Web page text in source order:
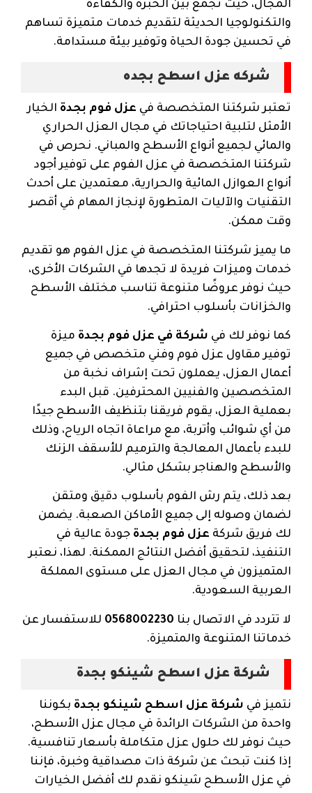
المجال، حيث تجمع بين الخبرة والكفاءة
والتكنولوجيا الحديثة لتقديم خدمات متميزة تساهم
في تحسين جودة الحياة وتوفير بيئة مستدامة.
شركه عزل اسطح بجده​
تعتبر شركتنا المتخصصة في عزل فوم بجدة الخيار
الأمثل لتلبية احتياجاتك في مجال العزل الحراري
والمائي لجميع أنواع الأسطح والمباني. نحرص في
شركتنا المتخصصة في عزل الفوم على توفير أجود
أنواع العوازل المائية والحرارية، معتمدين على أحدث
التقنيات والآليات المتطورة لإنجاز المهام في أقصر
وقت ممكن.
ما يميز شركتنا المتخصصة في عزل الفوم هو تقديم
خدمات وميزات فريدة لا تجدها في الشركات الأخرى،
حيث نوفر عروضًا متنوعة تناسب مختلف الأسطح
والخزانات بأسلوب احترافي.
كما نوفر لك في شركة في عزل فوم بجدة ميزة
توفير مقاول عزل فوم وفني متخصص في جميع
أعمال العزل، يعملون تحت إشراف نخبة من
المتخصصين والفنيين المحترفين. قبل البدء
بعملية العزل، يقوم فريقنا بتنظيف الأسطح جيدًا
من أي شوائب وأتربة، مع مراعاة اتجاه الرياح، وذلك
للبدء بأعمال المعالجة والترميم للأسقف الزنك
والأسطح والهناجر بشكل مثالي.
بعد ذلك، يتم رش الفوم بأسلوب دقيق ومتقن
لضمان وصوله إلى جميع الأماكن الصعبة. يضمن
لك فريق شركة عزل فوم بجدة جودة عالية في
التنفيذ، لتحقيق أفضل النتائج الممكنة. لهذا، نعتبر
المتميزون في مجال العزل على مستوى المملكة
العربية السعودية.
لا تتردد في الاتصال بنا 0568002230 للاستفسار عن
خدماتنا المتنوعة والمتميزة.
شركة عزل اسطح شينكو بجدة
نتميز في شركة عزل اسطح شينكو بجدة بكوننا
واحدة من الشركات الرائدة في مجال عزل الأسطح،
حيث نوفر لك حلول عزل متكاملة بأسعار تنافسية.
إذا كنت تبحث عن شركة ذات مصداقية وخبرة، فإننا
في عزل الأسطح شينكو نقدم لك أفضل الخيارات